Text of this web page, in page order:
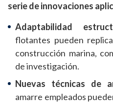
serie de innovaciones
Adaptabilidad
flotantes pueden
construcción marina,
de investigación.
Nuevas técnicas de
amarre empleados